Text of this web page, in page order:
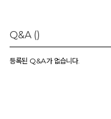
Q&A ()
등록된 Q&A가 없습니다.